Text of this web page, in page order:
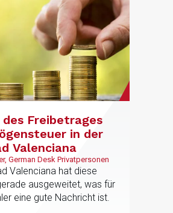
des Freibetrages
in der
Valenciana
German Desk Privatpersonen
Valenciana hat diese
ausgeweitet, was für
eine gute Nachricht ist.